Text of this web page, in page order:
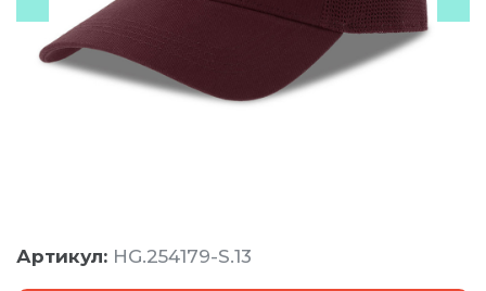
Артикул: HG.254179-S.13